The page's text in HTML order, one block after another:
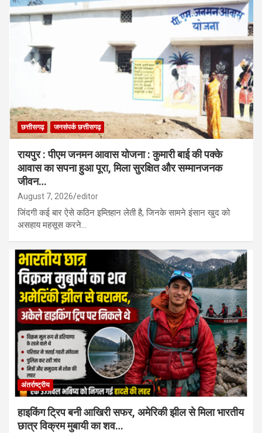
छत्तीसगढ़ जनसंपर्क छत्तीसगढ़
रायपुर : पीएम जनमन आवास योजना : कुमारी बाई की पक्के
आवास का सपना हुआ पूरा, मिला सुरक्षित और सम्मानजनक
जीवन…
August 7, 2026 editor
जिंदगी कई बार ऐसे कठिन इम्तिहान लेती है, जिनके सामने इंसान खुद को
असहाय महसूस करने…
अंतर्राष्ट्रीय
हाइकिंग ट्रिप बनी आखिरी सफर, अमेरिकी झील से मिला भारतीय
छात्र विक्रम मुबायी का शव…